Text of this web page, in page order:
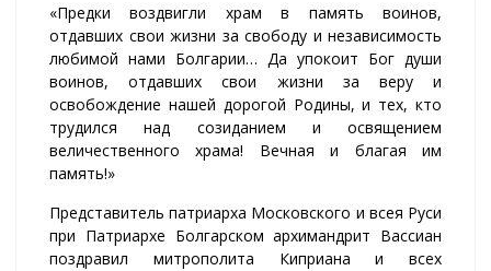
«Предки воздвигли храм в память воинов,
отдавших свои жизни за свободу и независимость
любимой нами Болгарии… Да упокоит Бог души
воинов, отдавших свои жизни за веру и
освобождение нашей дорогой Родины, и тех, кто
трудился над созиданием и освящением
величественного храма! Вечная и благая им
память!»
Представитель патриарха Московского и всея Руси
при Патриархе Болгарском архимандрит Вассиан
поздравил митрополита Киприана и всех